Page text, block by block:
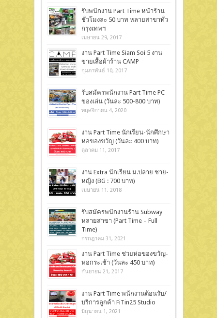
รับพนักงาน Part Time หน้าร้าน
ชั่วโมงละ 50 บาท หลายสาขาทั่ว
กรุงเทพฯ
เมษายน 29, 2017
งาน Part Time Siam Soi 5 งาน
ขายเสื้อผ้าร้าน CAMP
กุมภาพันธ์ 10, 2017
รับสมัครพนักงาน Part Time PC
ของเล่น (วันละ 500-800 บาท)
พฤศจิกายน 4, 2020
งาน Part Time นักเรียน-นักศึกษา
ห่อของขวัญ (วันละ 400 บาท)
ตุลาคม 11, 2017
งาน Extra นักเรียน ม.ปลาย ชาย-
หญิง (BG : 700 บาท)
เมษายน 11, 2018
รับสมัครพนักงานร้าน Subway
หลายสาขา (Part Time – Full
Time)
กรกฎาคม 31, 2021
งาน Part Time ช่วยห่อของขวัญ-
ห่อกระเช้า (วันละ 450 บาท)
กันยายน 21, 2017
งาน Part Time พนักงานต้อนรับ/
บริการลูกค้า FiTin25 Studio
มิถุนายน 1, 2021